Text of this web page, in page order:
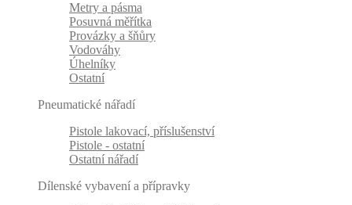
Metry a pásma
Posuvná měřítka
Provázky a šňůry
Vodováhy
Úhelníky
Ostatní
Pneumatické nářadí
Pistole lakovací, příslušenství
Pistole - ostatní
Ostatní nářadí
Dílenské vybavení a přípravky